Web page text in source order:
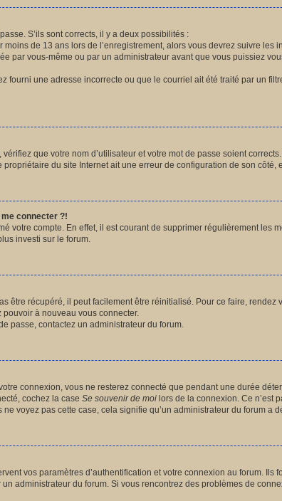
S’ils sont corrects, il y a deux possibilités :
de 13 ans lors de l’enregistrement, alors vous devrez suivre
par vous-même ou par un administrateur avant que vous puissiez
fourni une adresse incorrecte ou que le courriel ait été traité par un
que votre nom d’utilisateur et votre mot de passe soient
du site Internet ait une erreur de configuration de son côté,
connecter ?!
votre compte. En effet, il est courant de supprimer régulièrement les
investi sur le forum.
être récupéré, il peut facilement être réinitialisé. Pour ce faire,
pouvoir à nouveau vous connecter.
passe, contactez un administrateur du forum.
connexion, vous ne resterez connecté que pendant une durée
cochez la case Se souvenir de moi lors de la connexion. Ce n’est
voyez pas cette case, cela signifie qu’un administrateur du forum a
vos paramètres d’authentification et votre connexion au forum.
administrateur du forum. Si vous rencontrez des problèmes de